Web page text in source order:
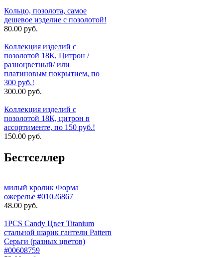
Кольцо, позолота, самое
дешевое изделие с позолотой!
80.00 руб.
Коллекция изделий с
позолотой 18К, Цитрон /
разноцветный/ или
платиновым покрытием, по
300 руб.!
300.00 руб.
Коллекция изделий с
позолотой 18К, цитрон в
ассортименте, по 150 руб.!
150.00 руб.
Бестселлер
милый кролик Форма
ожерелье #01026867
48.00 руб.
1PCS Candy Цвет Titanium
стальной шарик гантели Pattern
Серьги (разных цветов)
#00608759